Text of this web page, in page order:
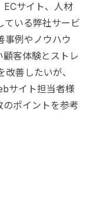
サイト、人材
ている弊社サービ
例やノウハウ
顧客体験とストレ
善したいが、
サイト担当者様
のポイントを参考